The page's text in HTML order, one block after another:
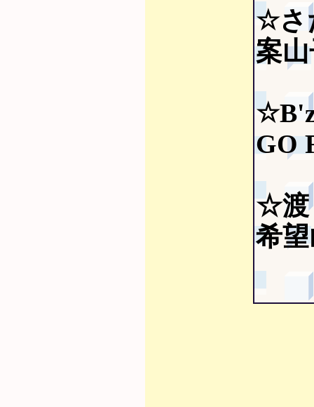
☆さ
案山
GO
☆渡
希